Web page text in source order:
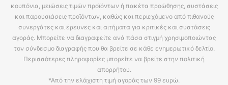
κουπόνια, μειώσεις τιμών προϊόντων ή πακέτα προώθησης, συστάσεις
και παρουσιάσεις προϊόντων, καθώς και περιεχόμενο από πιθανούς
συνεργάτες και έρευνες και αιτήματα για κριτικές και συστάσεις
αγοράς. Μπορείτε να διαγραφείτε ανά πάσα στιγμή χρησιμοποιώντας
τον σύνδεσμο διαγραφής που θα βρείτε σε κάθε ενημερωτικό δελτίο.
Περισσότερες πληροφορίες μπορείτε να βρείτε στην πολιτική
απορρήτου.
*Από την ελάχιστη τιμή αγοράς των 99 ευρώ.